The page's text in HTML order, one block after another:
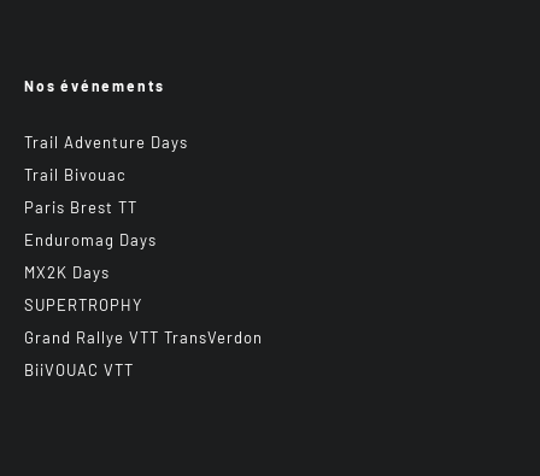
Nos événements
Trail Adventure Days
Trail Bivouac
Paris Brest TT
Enduromag Days
MX2K Days
SUPERTROPHY
Grand Rallye VTT TransVerdon
BiiVOUAC VTT